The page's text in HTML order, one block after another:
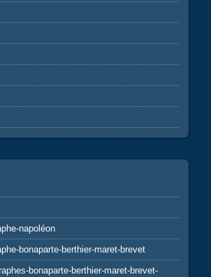
napoléon
bonaparte-berthier-maret-brevet
bonaparte-berthier-maret-brevet-